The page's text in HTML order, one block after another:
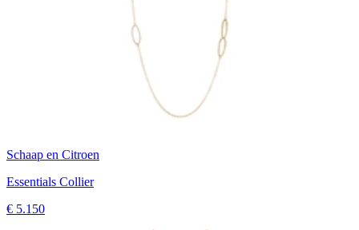
Schaap en Citroen
Essentials Collier
€ 5.150